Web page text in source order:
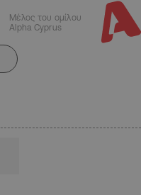
Μέλος του ομίλου
Alpha Cyprus